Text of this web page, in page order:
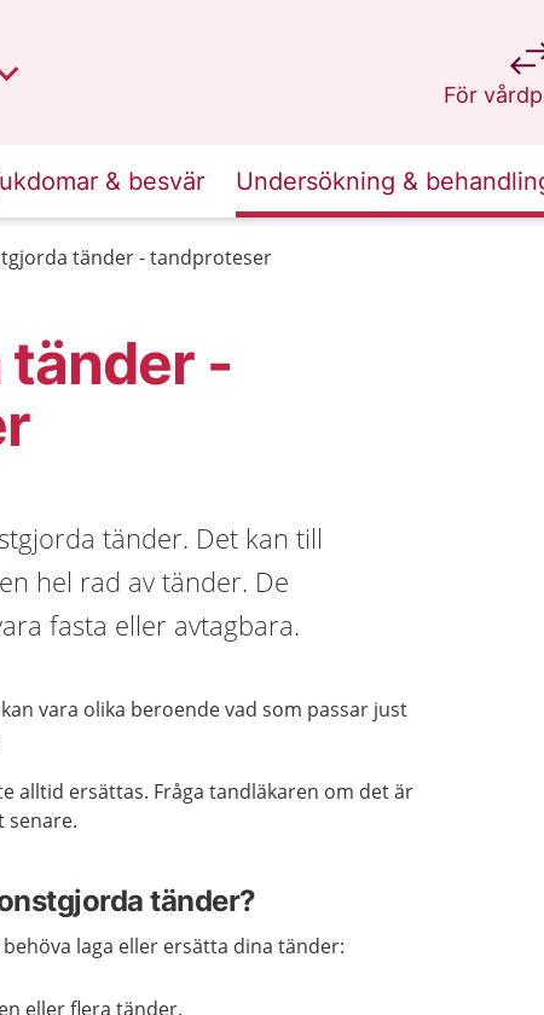
För
på
& besvär Undersökning &
tänder - tandproteser
tänder -
tänder. Det kan till
hel rad av tänder. De
fasta eller avtagbara.
vara olika beroende vad som passar just
alltid ersättas. Fråga tandläkaren om det är
senare.
tänder?
laga eller ersätta dina tänder:
eller flera tänder.